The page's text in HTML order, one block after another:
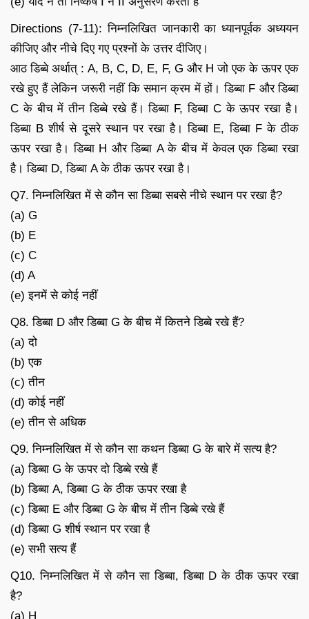
Directions (7-11): निम्नलिखित जानकारी का ध्यानपूर्वक अध्ययन
कीजिए और नीचे दिए गए प्रश्नों के उत्तर दीजिए।
आठ डिब्बे अर्थात् : A, B, C, D, E, F, G और H जो एक के ऊपर एक
रखे हुए हैं लेकिन जरूरी नहीं कि समान क्रम में हों। डिब्बा F और डिब्बा
C के बीच में तीन डिब्बे रखे हैं। डिब्बा F, डिब्बा C के ऊपर रखा है।
डिब्बा B शीर्ष से दूसरे स्थान पर रखा है। डिब्बा E, डिब्बा F के ठीक
ऊपर रखा है। डिब्बा H और डिब्बा A के बीच में केवल एक डिब्बा रखा
है। डिब्बा D, डिब्बा A के ठीक ऊपर रखा है।
Q7. निम्नलिखित में से कौन सा डिब्बा सबसे नीचे स्थान पर रखा है?
(a) G
(b) E
(c) C
(d) A
(e) इनमें से कोई नहीं
Q8. डिब्बा D और डिब्बा G के बीच में कितने डिब्बे रखे हैं?
(a) दो
(b) एक
(c) तीन
(d) कोई नहीं
(e) तीन से अधिक
Q9. निम्नलिखित में से कौन सा कथन डिब्बा G के बारे में सत्य है?
(a) डिब्बा G के ऊपर दो डिब्बे रखे हैं
(b) डिब्बा A, डिब्बा G के ठीक ऊपर रखा है
(c) डिब्बा E और डिब्बा G के बीच में तीन डिब्बे रखे हैं
(d) डिब्बा G शीर्ष स्थान पर रखा है
(e) सभी सत्य हैं
Q10. निम्नलिखित में से कौन सा डिब्बा, डिब्बा D के ठीक ऊपर रखा
है?
(a) H